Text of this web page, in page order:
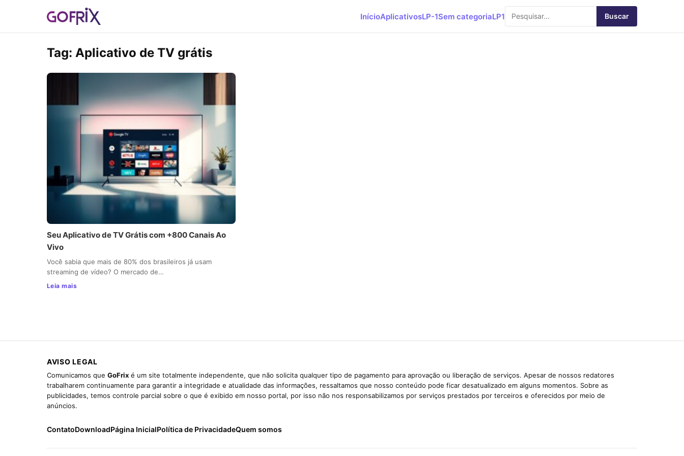
InícioAplicativosLP-1Sem categoriaLP1 Buscar
Tag: Aplicativo de TV grátis
Seu Aplicativo de TV Grátis com +800 Canais Ao
Vivo
Você sabia que mais de 80% dos brasileiros já usam
streaming de vídeo? O mercado de…
Leia mais
AVISO LEGAL
Comunicamos que GoFrix é um site totalmente independente, que não solicita qualquer tipo de pagamento para aprovação ou liberação de serviços. Apesar de nossos redatores
trabalharem continuamente para garantir a integridade e atualidade das informações, ressaltamos que nosso conteúdo pode ficar desatualizado em alguns momentos. Sobre as
publicidades, temos controle parcial sobre o que é exibido em nosso portal, por isso não nos responsabilizamos por serviços prestados por terceiros e oferecidos por meio de
anúncios.
ContatoDownloadPágina InicialPolítica de PrivacidadeQuem somos